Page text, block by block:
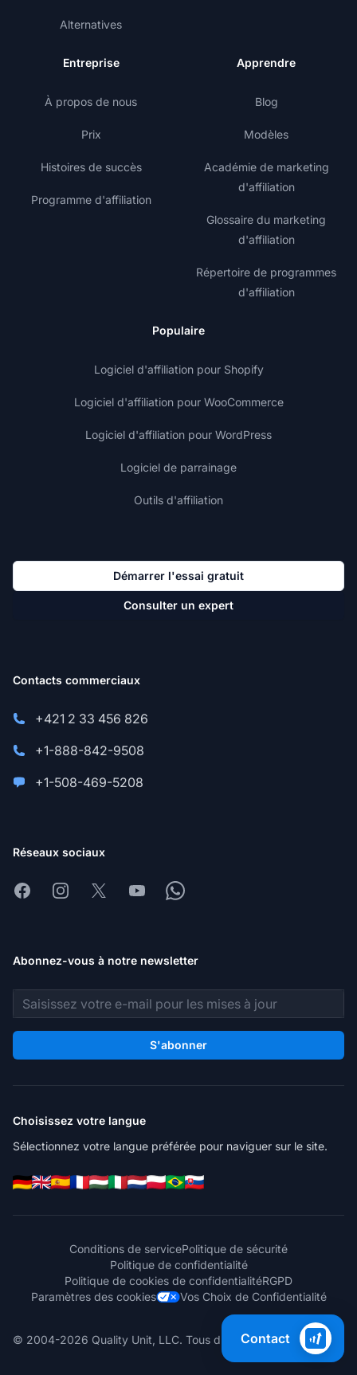
Alternatives
Entreprise
À propos de nous
Prix
Histoires de succès
Programme d'affiliation
Apprendre
Blog
Modèles
Académie de marketing
d'affiliation
Glossaire du marketing
d'affiliation
Répertoire de programmes
d'affiliation
Populaire
Logiciel d'affiliation pour Shopify
Logiciel d'affiliation pour WooCommerce
Logiciel d'affiliation pour WordPress
Logiciel de parrainage
Outils d'affiliation
Démarrer l'essai gratuit
Consulter un expert
Contacts commerciaux
+421 2 33 456 826
+1-888-842-9508
+1-508-469-5208
Réseaux sociaux
FacebookInstagram
X YoutubeWhatsapp
Abonnez-vous à notre newsletter
Adresse e-mail
S'abonner
Choisissez votre langue
Sélectionnez votre langue préférée pour naviguer sur le site.
Conditions de servicePolitique de sécurité
Politique de confidentialité
Politique de cookies de confidentialitéRGPD
Paramètres des cookies
Vos Choix de Confidentialité
© 2004-2026 Quality Unit, LLC. Tous droits réservés.
Contact